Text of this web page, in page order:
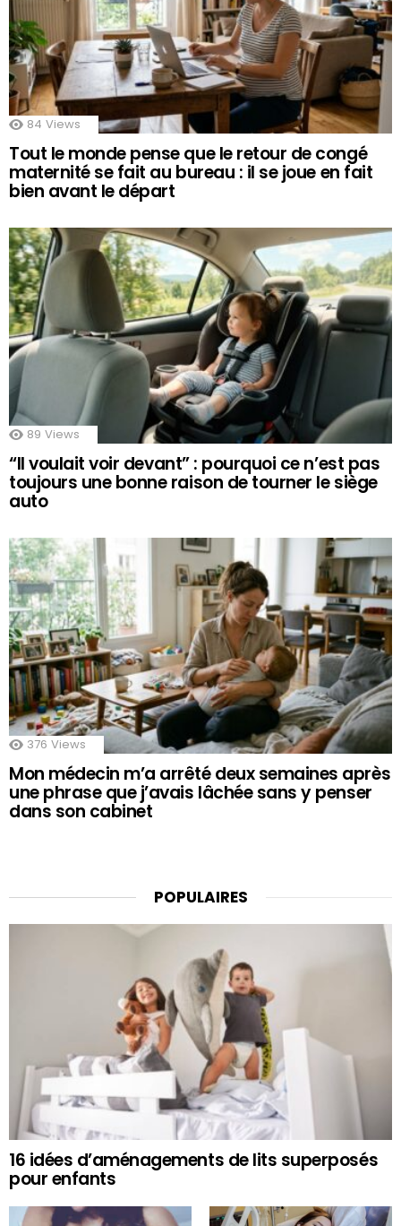
84 Views
Tout le monde pense que le retour de congé
maternité se fait au bureau : il se joue en fait
bien avant le départ
89 Views
“Il voulait voir devant” : pourquoi ce n’est pas
toujours une bonne raison de tourner le siège
auto
376 Views
Mon médecin m’a arrêté deux semaines après
une phrase que j’avais lâchée sans y penser
dans son cabinet
POPULAIRES
16 idées d’aménagements de lits superposés
pour enfants